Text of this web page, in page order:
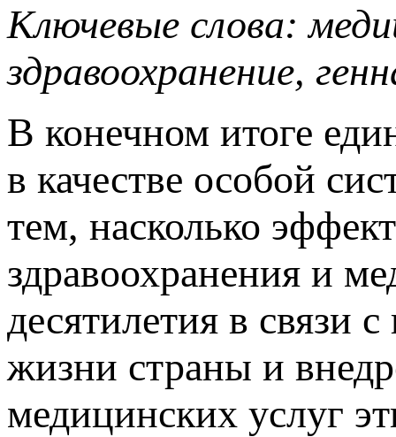
Ключевые слова:
здравоохранение,
В конечном итоге
в качестве особой
тем, насколько
здравоохранения и
десятилетия в связи
жизни страны и
медицинских услуг